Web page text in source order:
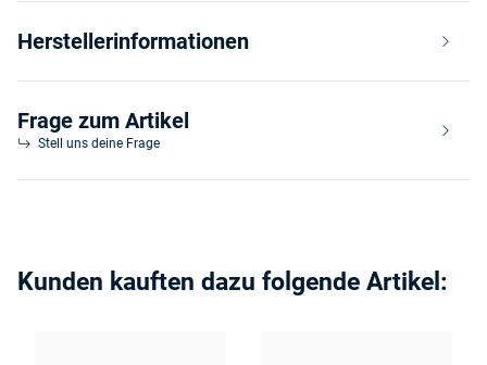
Herstellerinformationen
Frage zum Artikel
Stell uns deine Frage
Kunden kauften dazu folgende Artikel: